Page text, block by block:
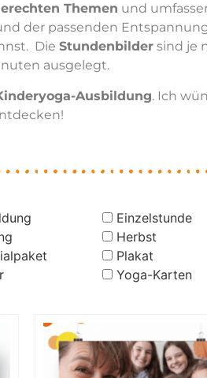
Themen und
der passenden
Die Stundenbilder sind je
ausgelegt.
Ausbildung. Ich
Einzelstunde
Herbst
Plakat
Yoga-Karten